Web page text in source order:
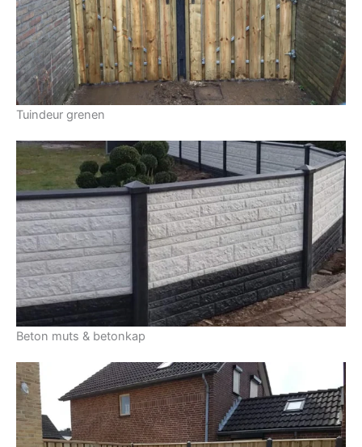
Tuindeur grenen
Beton muts & betonkap